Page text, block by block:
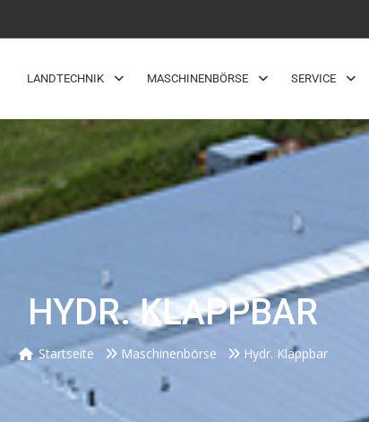
LANDTECHNIK MASCHINENBÖRSE SERVICE
HYDR. KLAPPBAR
Startseite Maschinenbörse Hydr. Klappbar